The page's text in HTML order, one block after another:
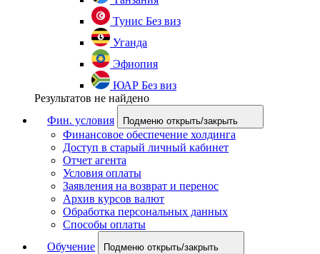
Тунис Без виз
Уганда
Эфиопия
ЮАР Без виз
Результатов не найдено
Фин. условия
Подменю открыть/закрыть
Финансовое обеспечение холдинга
Доступ в старый личный кабинет
Отчет агента
Условия оплаты
Заявления на возврат и перенос
Архив курсов валют
Обработка персональных данных
Способы оплаты
Обучение
Подменю открыть/закрыть